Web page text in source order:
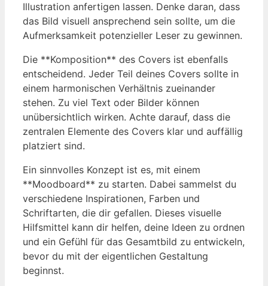
Illustration anfertigen lassen. Denke daran, dass
das Bild visuell ansprechend sein sollte, um die
Aufmerksamkeit potenzieller Leser zu gewinnen.
Die **Komposition** des Covers ist ebenfalls
entscheidend. Jeder Teil deines Covers sollte in
einem harmonischen Verhältnis zueinander
stehen. Zu viel Text oder Bilder können
unübersichtlich wirken. Achte darauf, dass die
zentralen Elemente des Covers klar und auffällig
platziert sind.
Ein sinnvolles Konzept ist es, mit einem
**Moodboard** zu starten. Dabei sammelst du
verschiedene Inspirationen, Farben und
Schriftarten, die dir gefallen. Dieses visuelle
Hilfsmittel kann dir helfen, deine Ideen zu ordnen
und ein Gefühl für das Gesamtbild zu entwickeln,
bevor du mit der eigentlichen Gestaltung
beginnst.